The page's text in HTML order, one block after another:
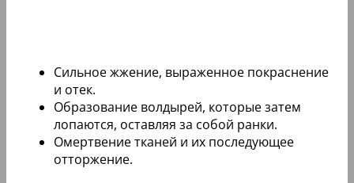
Сильное жжение, выраженное покраснение
и отек.
Образование волдырей, которые затем
лопаются, оставляя за собой ранки.
Омертвение тканей и их последующее
отторжение.